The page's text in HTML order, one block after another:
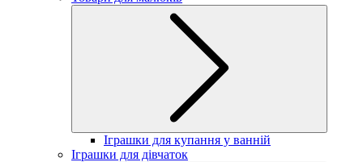
Іграшки для купання у ванній
Іграшки для дівчаток